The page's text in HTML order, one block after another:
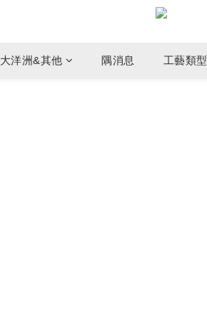
大洋洲&其他 隅消息 工藝類型